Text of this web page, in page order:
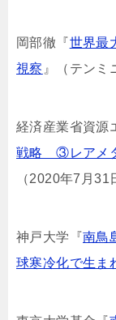
岡部徹『世界最
視察 』（テンミ
経済産業省資源
戦略 ③レアメ
（2020年7月31
神戸大学『南鳥
球寒冷化で生ま